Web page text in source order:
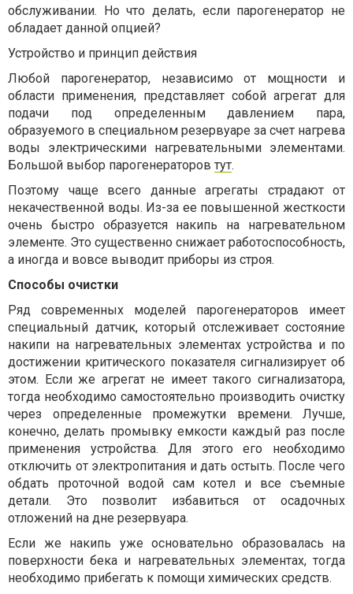
обслуживании. Но что делать, если парогенератор не
обладает данной опцией?
Устройство и принцип действия
Любой парогенератор, независимо от мощности и
области применения, представляет собой агрегат для
подачи под определенным давлением пара,
образуемого в специальном резервуаре за счет нагрева
воды электрическими нагревательными элементами.
Большой выбор парогенераторов тут.
Поэтому чаще всего данные агрегаты страдают от
некачественной воды. Из-за ее повышенной жесткости
очень быстро образуется накипь на нагревательном
элементе. Это существенно снижает работоспособность,
а иногда и вовсе выводит приборы из строя.
Способы очистки
Ряд современных моделей парогенераторов имеет
специальный датчик, который отслеживает состояние
накипи на нагревательных элементах устройства и по
достижении критического показателя сигнализирует об
этом. Если же агрегат не имеет такого сигнализатора,
тогда необходимо самостоятельно производить очистку
через определенные промежутки времени. Лучше,
конечно, делать промывку емкости каждый раз после
применения устройства. Для этого его необходимо
отключить от электропитания и дать остыть. После чего
обдать проточной водой сам котел и все съемные
детали. Это позволит избавиться от осадочных
отложений на дне резервуара.
Если же накипь уже основательно образовалась на
поверхности бека и нагревательных элементах, тогда
необходимо прибегать к помощи химических средств.